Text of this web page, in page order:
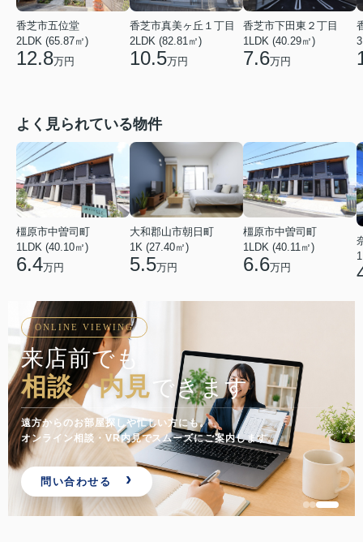
香芝市五位堂
2LDK (65.87㎡)
12.8万円
香芝市真美ヶ丘１丁目
2LDK (82.81㎡)
10.5万円
香芝市下田東２丁目
1LDK (40.29㎡)
7.6万円
よく見られている物件
橿原市中曽司町
1LDK (40.10㎡)
6.4万円
大和郡山市朝日町
1K (27.40㎡)
5.5万円
橿原市中曽司町
1LDK (40.11㎡)
6.6万円
ONLINE VIEWING
来店前でも
相談・内見 できます
遠方からのお部屋探しや忙しい方にも。
オンライン相談・VR内見でスムーズにご案内します。
問い合わせる